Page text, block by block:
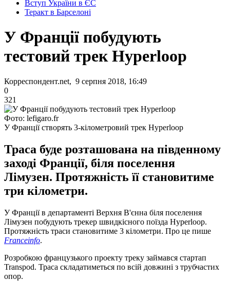
Вступ України в ЄС
Теракт в Барселоні
У Франції побудують
тестовий трек Hyperloop
Корреспондент.net, 9 серпня 2018, 16:49
0
321
Фото: lefigaro.fr
У Франції створять 3-кілометровий трек Hyperloop
Траса буде розташована на південному
заході Франції, біля поселення
Лімузен. Протяжність її становитиме
три кілометри.
У Франції в департаменті Верхня В'єнна біля поселення
Лімузен побудують трекер швидкісного поїзда Hyperloop.
Протяжність траси становитиме 3 кілометри. Про це пише
Franceinfo.
Розробкою французького проекту треку займався стартап
Transpod. Траса складатиметься по всій довжині з трубчастих
опор.